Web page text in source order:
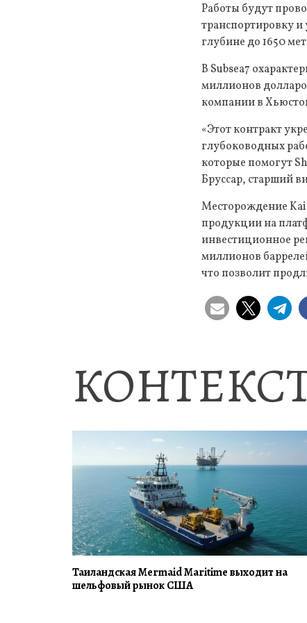
Работы будут
транспортировку и
глубине до 1650
В Subsea7
миллионов
компании в
«Этот контракт
глубоководных
которые помогут
Бруссар, старший
Месторождение
продукции на
инвестиционное
миллионов
что позволит
Таиландская Mermaid Maritime выходит на
шельфовый рынок США